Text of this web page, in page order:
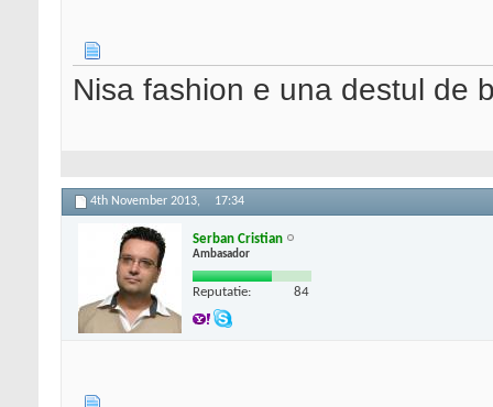
Nisa fashion e una destul de
4th November 2013, 17:34
Serban Cristian
Ambasador
Reputatie: 84